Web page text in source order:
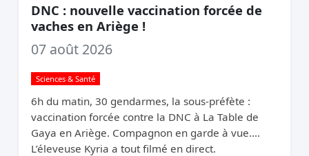
DNC : nouvelle vaccination forcée de
vaches en Ariège !
07 août 2026
Sciences & Santé
6h du matin, 30 gendarmes, la sous-préfète :
vaccination forcée contre la DNC à La Table de
Gaya en Ariège. Compagnon en garde à vue.
L’éleveuse Kyria a tout filmé en direct.